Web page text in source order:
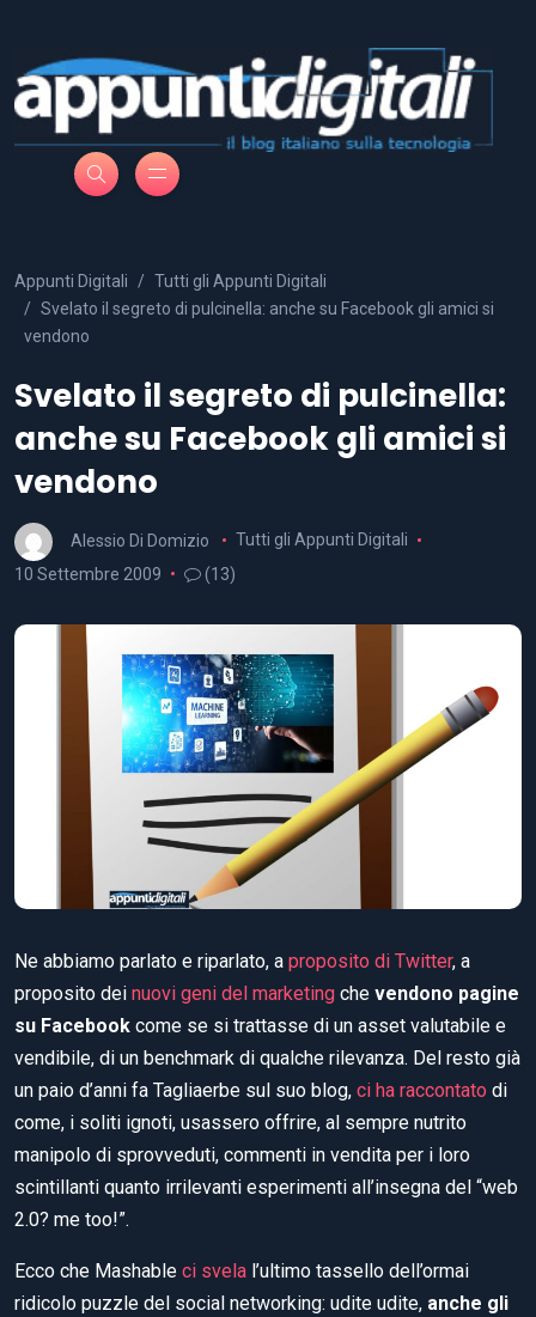
Appunti Digitali
Tutti gli Appunti Digitali
Svelato il segreto di pulcinella: anche su Facebook gli amici si
vendono
Svelato il segreto di pulcinella:
anche su Facebook gli amici si
vendono
Alessio Di Domizio
Tutti gli Appunti Digitali
10 Settembre 2009
(13)
Ne abbiamo parlato e riparlato, a proposito di Twitter, a
proposito dei nuovi geni del marketing che vendono pagine
su Facebook come se si trattasse di un asset valutabile e
vendibile, di un benchmark di qualche rilevanza. Del resto già
un paio d’anni fa Tagliaerbe sul suo blog, ci ha raccontato di
come, i soliti ignoti, usassero offrire, al sempre nutrito
manipolo di sprovveduti, commenti in vendita per i loro
scintillanti quanto irrilevanti esperimenti all’insegna del “web
2.0? me too!”.
Ecco che Mashable ci svela l’ultimo tassello dell’ormai
ridicolo puzzle del social networking: udite udite, anche gli